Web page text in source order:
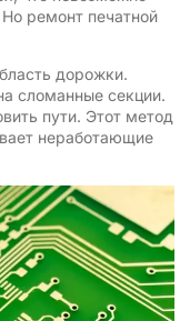
ремонт печатной
дорожки.
сломанные секции.
пути. Этот метод
неработающие